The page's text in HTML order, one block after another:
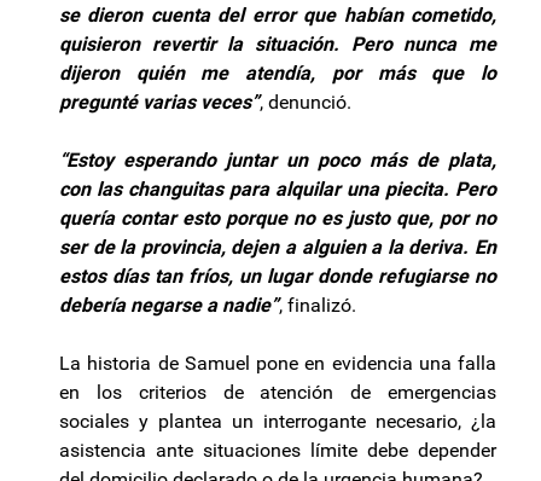
se dieron cuenta del error que habían cometido,
quisieron revertir la situación. Pero nunca me
dijeron quién me atendía, por más que lo
pregunté varias veces”, denunció.
“Estoy esperando juntar un poco más de plata,
con las changuitas para alquilar una piecita. Pero
quería contar esto porque no es justo que, por no
ser de la provincia, dejen a alguien a la deriva. En
estos días tan fríos, un lugar donde refugiarse no
debería negarse a nadie”, finalizó.
La historia de Samuel pone en evidencia una falla
en los criterios de atención de emergencias
sociales y plantea un interrogante necesario, ¿la
asistencia ante situaciones límite debe depender